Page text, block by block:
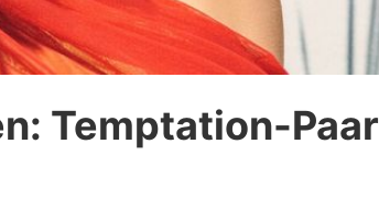
Temptation-Paar